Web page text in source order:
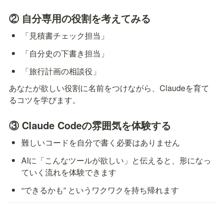
② 自分専用の役割を考えてみる
「見積書チェック担当」
「自分史の下書き担当」
「旅行計画の相談役」
あなたが欲しい役割に名前をつけながら、Claudeを育て
るコツを学びます。
③ Claude Codeの雰囲気を体験する
難しいコードを自分で書く必要はありません
AIに「こんなツールが欲しい」と伝えると、形になっ
ていく流れを体験できます
“できるかも” というワクワクを持ち帰れます